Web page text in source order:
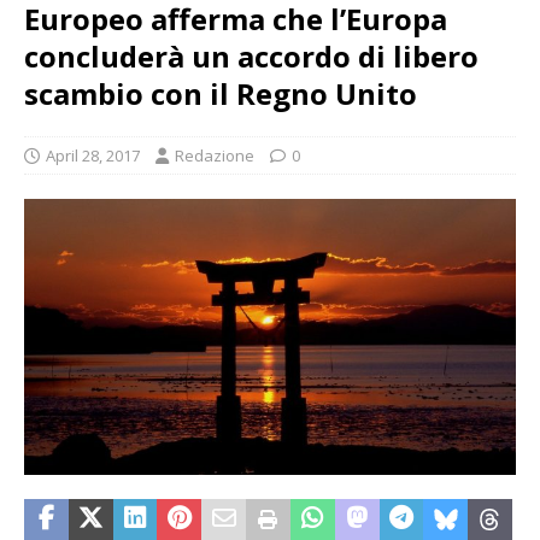
Europeo afferma che l’Europa
concluderà un accordo di libero
scambio con il Regno Unito
April 28, 2017 Redazione 0